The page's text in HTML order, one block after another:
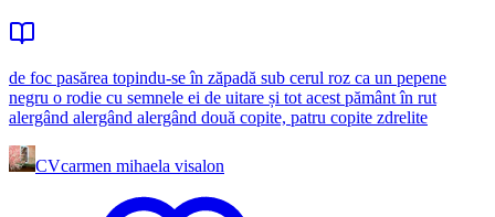
de foc pasărea topindu-se în zăpadă sub cerul roz ca un pepene
negru o rodie cu semnele ei de uitare și tot acest pământ în rut
alergând alergând alergând două copite, patru copite zdrelite
CVcarmen mihaela visalon